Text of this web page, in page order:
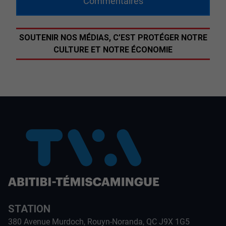
SOUTENIR NOS MÉDIAS, C’EST PROTÉGER NOTRE
CULTURE ET NOTRE ÉCONOMIE
STATION
380 Avenue Murdoch, Rouyn-Noranda, QC J9X 1G5